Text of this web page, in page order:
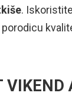
.
VIKEND